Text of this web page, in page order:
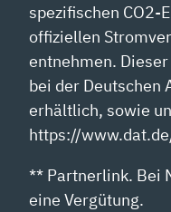
spezifischen CO2-
offiziellen
entnehmen.
bei der Deutschen
erhältlich, sowie
https://
** Partnerlink. Bei
eine Vergütung.